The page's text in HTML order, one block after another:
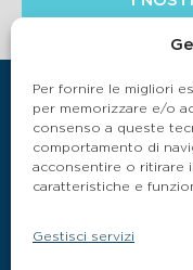
Per fornire le migliori
per memorizzare e/o
consenso a queste
comportamento di
acconsentire o ritirare
caratteristiche e
Gestisci servizi